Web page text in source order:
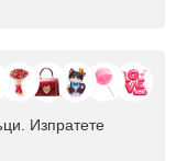
Изпратете